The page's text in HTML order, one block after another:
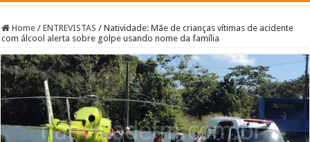
Home / ENTREVISTAS / Natividade: Mãe de crianças vítimas de acidente
com álcool alerta sobre golpe usando nome da família